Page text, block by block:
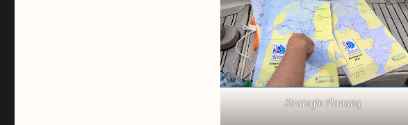
Strategie Planung